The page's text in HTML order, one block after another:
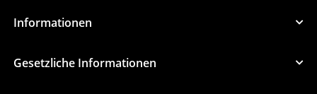
Informationen
Gesetzliche Informationen